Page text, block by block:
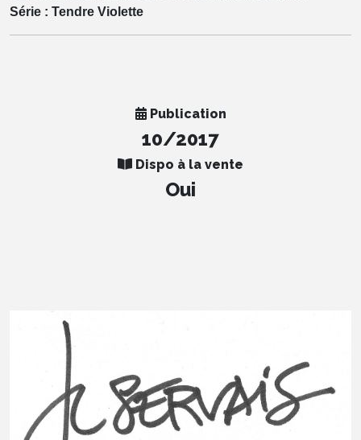
Série : Tendre Violette
Publication
10/2017
Dispo à la vente
Oui